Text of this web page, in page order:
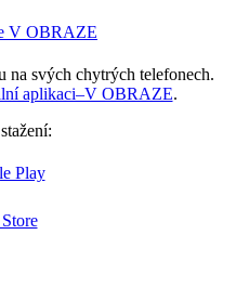
na svých chytrých telefonech.
aplikaci–V OBRAZE.